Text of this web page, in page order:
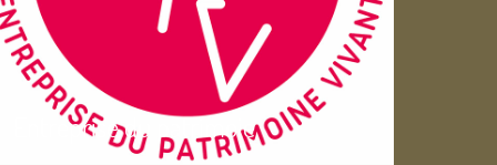
Entreprise du patrimoie